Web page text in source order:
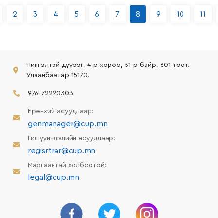
2 3 4 5 6 7 8 9 10 11
Чингэлтэй дүүрэг, 4-р хороо, 51-р байр, 601 тоот.
Улаанбаатар 15170.
976-72220303
Ерөнхий асуудлаар:
genmanager@cup.mn
Гишүүнчлэлийн асуудлаар:
regisrtrar@cup.mn
Маргаантай холбоотой:
legal@cup.mn